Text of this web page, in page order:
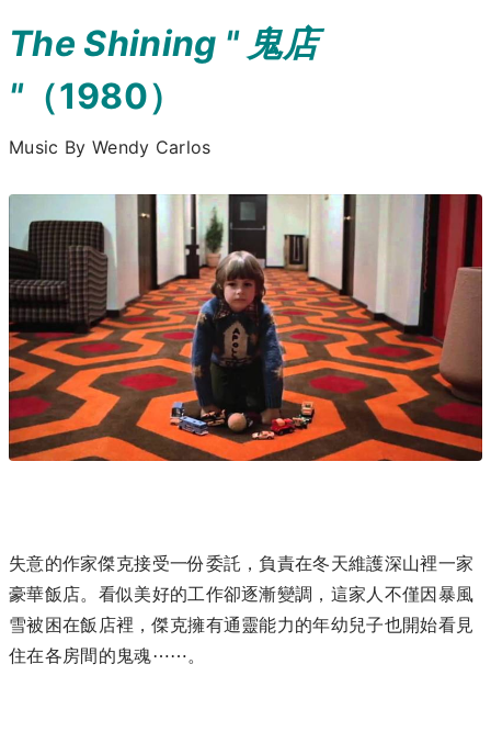
The Shining " 鬼店
"（1980）
Music By Wendy Carlos
失意的作家傑克接受一份委託，負責在冬天維護深山裡一家
豪華飯店。看似美好的工作卻逐漸變調，這家人不僅因暴風
雪被困在飯店裡，傑克擁有通靈能力的年幼兒子也開始看見
住在各房間的鬼魂⋯⋯。